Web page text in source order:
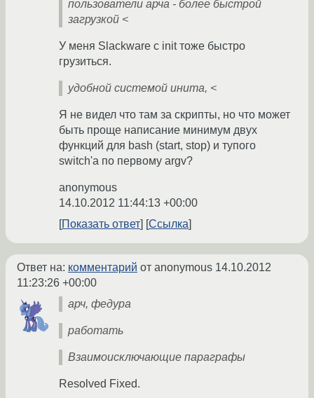
пользователи арча - более быстрой
загрузкой <
У меня Slackware c init тоже быстро
грузиться.
удобной системой инита, <
Я не видел что там за скрипты, но что может
быть проще написание минимум двух
функций для bash (start, stop) и тупого
switch'а по первому argv?
anonymous
14.10.2012 11:44:13 +00:00
Показать ответ
Ссылка
Ответ на: комментарий от anonymous 14.10.2012
11:23:26 +00:00
арч, федура
работать
Взаимоисключающие параграфы
Resolved Fixed.